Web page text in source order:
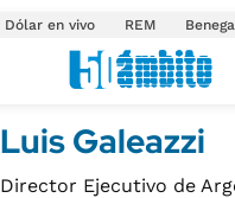
Dólar en vivo REM
Luis Galeazzi
Director Ejecutivo de